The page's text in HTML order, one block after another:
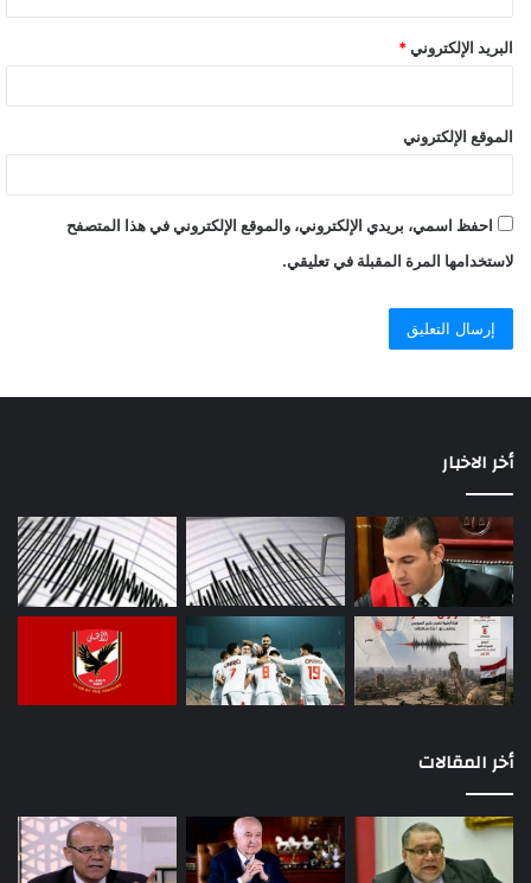
البريد الإلكتروني *
الموقع الإلكتروني
احفظ اسمي، بريدي الإلكتروني، والموقع الإلكتروني في هذا المتصفح
لاستخدامها المرة المقبلة في تعليقي.
أخر الاخبار
أخر المقالات